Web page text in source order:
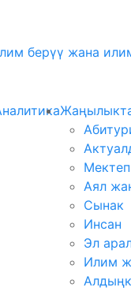
берүү жана
Аял
Сынак
Инсан
Эл
Илим